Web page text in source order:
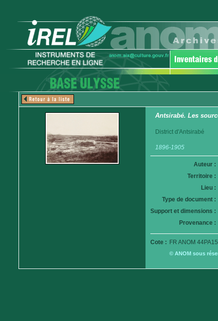
Antsirabé. Les
District d'Antsirabé
1896-1905
Auteur :
Territoire :
Lieu :
Type de document :
Support et dimensions :
Provenance :
Cote : FR ANOM
© ANOM sous